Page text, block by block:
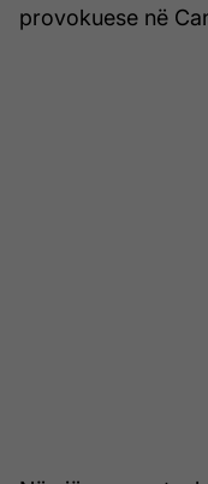
provokuese në